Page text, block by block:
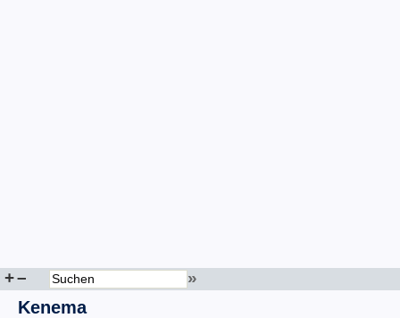
+– »
Kenema